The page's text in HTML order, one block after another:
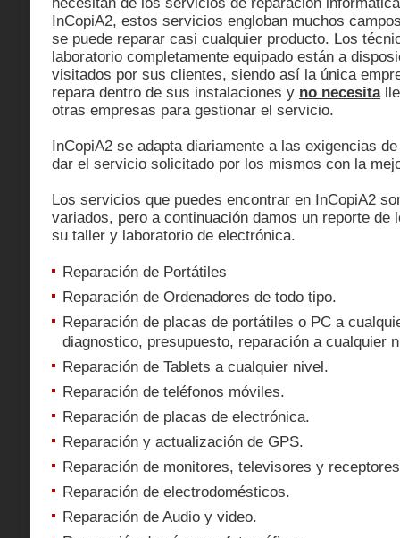
InCopiA2, estos servicios engloban muchos
se puede reparar casi cualquier producto. Los
laboratorio completamente equipado están a
visitados por sus clientes, siendo así la única
repara dentro de sus instalaciones y no necesita
otras empresas para gestionar el servicio.
InCopiA2 se adapta diariamente a las exigencias
dar el servicio solicitado por los mismos con la
Los servicios que puedes encontrar en InCopiA2
variados, pero a continuación damos un reporte de
su taller y laboratorio de electrónica.
Reparación de Portátiles
Reparación de Ordenadores de todo tipo.
Reparación de placas de portátiles o PC a
diagnostico, presupuesto, reparación a cualquier
Reparación de Tablets a cualquier nivel.
Reparación de teléfonos móviles.
Reparación de placas de electrónica.
Reparación y actualización de GPS.
Reparación de monitores, televisores y
Reparación de electrodomésticos.
Reparación de Audio y video.